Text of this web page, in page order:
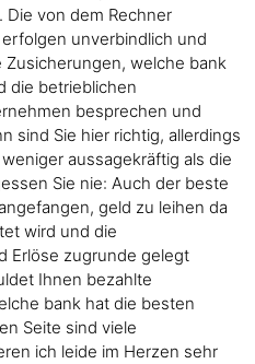
Die von dem Rechner
unverbindlich und
welche bank
die betrieblichen
besprechen und
sind Sie hier richtig, allerdings
aussagekräftig als die
Sie nie: Auch der beste
geld zu leihen da
wird und die
Erlöse zugrunde gelegt
Ihnen bezahlte
bank hat die besten
Seite sind viele
ich leide im Herzen sehr